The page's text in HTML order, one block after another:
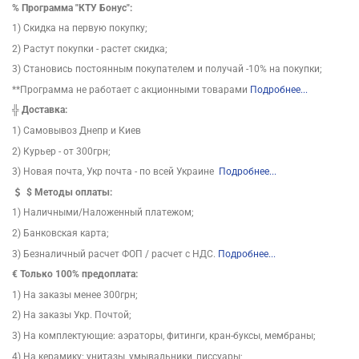
% Программа "КТУ Бонус":
1) Скидка на первую покупку;
2) Растут покупки - растет скидка;
3) Становись постоянным покупателем и получай -10% на покупки;
**Программа не работает с акционными товарами Подробнее...
╬ Доставка:
1) Самовывоз Днепр и Киев
2) Курьер - от 300грн;
3) Новая почта, Укр почта - по всей Украине Подробнее...
$Методы оплаты:
1) Наличными/Наложенный платежом;
2) Банковская карта;
3) Безналичный расчет ФОП / расчет с НДС. Подробнее...
€ Только 100% предоплата:
1) На заказы менее 300грн;
2) На заказы Укр. Почтой;
3) На комплектующие: аэраторы, фитинги, кран-буксы, мембраны;
4) На керамику: унитазы, умывальники, писсуары;